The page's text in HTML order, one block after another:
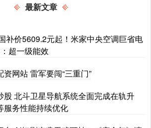
最新文章
补价5609.2元起！米家中央空调巨省电
超一级能效
网站 雷军要闯“三重门”
股 北斗卫星导航系统全面完成在轨升
服务性能持续优化